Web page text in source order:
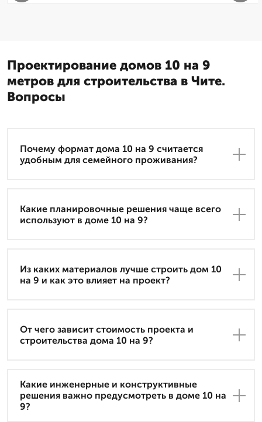
Проектирование домов 10 на 9
метров для строительства в Чите.
Вопросы
Почему формат дома 10 на 9 считается
удобным для семейного проживания?
Какие планировочные решения чаще всего
используют в доме 10 на 9?
Из каких материалов лучше строить дом 10
на 9 и как это влияет на проект?
От чего зависит стоимость проекта и
строительства дома 10 на 9?
Какие инженерные и конструктивные
решения важно предусмотреть в доме 10 на
9?